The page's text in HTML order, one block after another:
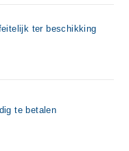
ter beschikking
te betalen